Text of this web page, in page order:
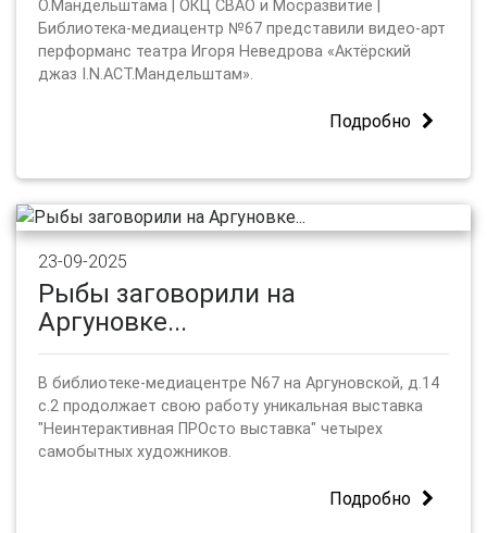
О.Мандельштама | ОКЦ СВАО и Мосразвитие |
Библиотека-медиацентр №67 представили видео-арт
перформанс театра Игоря Неведрова «Актёрский
джаз I.N.ACT.Мандельштам».
Подробно
23-09-2025
Рыбы заговорили на
Аргуновке...
В библиотеке-медиацентре N67 на Аргуновской, д.14
с.2 продолжает свою работу уникальная выставка
"Неинтерактивная ПРОсто выставка" четырех
самобытных художников.
Подробно